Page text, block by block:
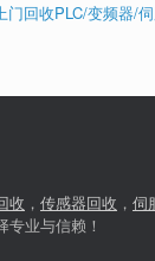
门回收PLC/变频器/
收 ， 传感器回收 ， 伺
业与信赖！